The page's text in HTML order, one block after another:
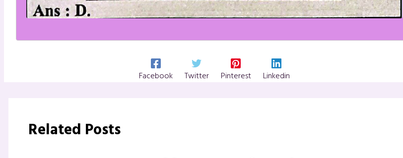
Facebook Twitter Pinterest Linkedin
Related Posts